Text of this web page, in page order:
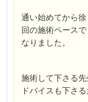
通い始めてから
回の施術ペース
なりました。
施術して下さる
ドバイスも下さ